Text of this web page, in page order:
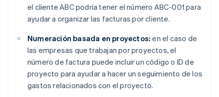
el cliente ABC podría tener el número ABC-001 para
ayudar a organizar las facturas por cliente.
Numeración basada en proyectos: en el caso de
las empresas que trabajan por proyectos, el
número de factura puede incluir un código o ID de
proyecto para ayudar a hacer un seguimiento de los
gastos relacionados con el proyecto.